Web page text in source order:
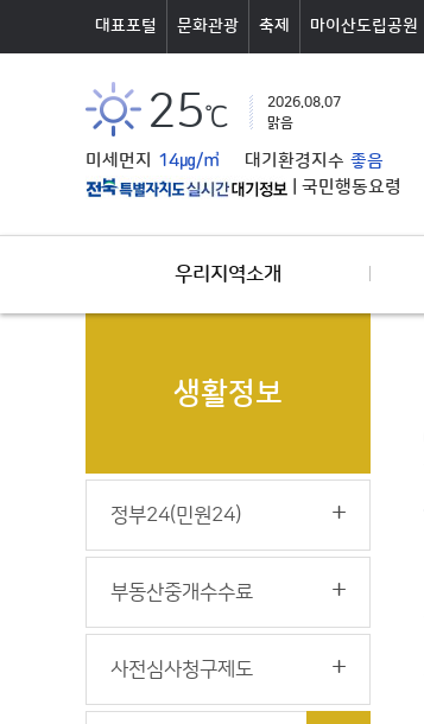
대표포털 문화관광 축제 마이산도립공원
25℃
2026.08.07
맑음
미세먼지 14㎍/㎥ 대기환경지수 좋음
국민행동요령
우리지역소개
생활정보
정부24(민원24)
부동산중개수수료
사전심사청구제도